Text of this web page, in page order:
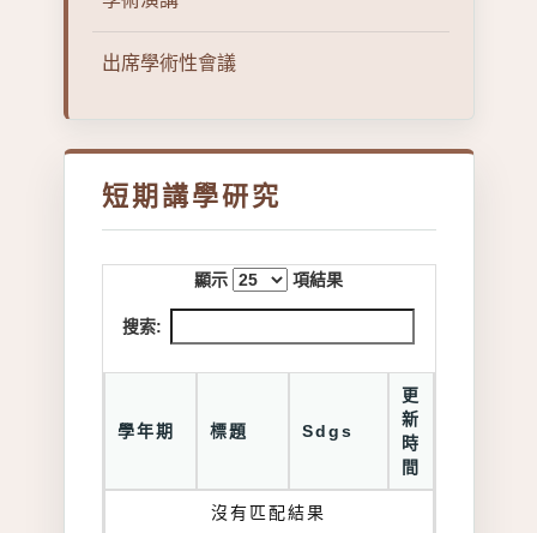
出席學術性會議
短期講學研究
顯示 項結果
搜索:
學年期 標題 Sdgs
更
新
時
間
沒有匹配結果